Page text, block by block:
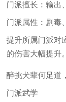
门派擅长：输出
门派属性：剧毒
提升所属门派对
的伤害大幅提升。
醉挑犬辈何足道
门派武学